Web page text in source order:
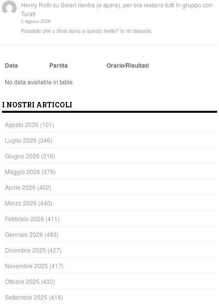
Henry Roth suSoleri rientra (e spera), per ora restano tutti in gruppo con
Turati
5 Agosto 2026
Possibile che u tifosi siano a questo livello? Io mi dissocio.
Data Partita Orario/Risultati
No data available in table
I NOSTRI ARTICOLI
Agosto 2026 (101)
Luglio 2026 (346)
Giugno 2026 (316)
Maggio 2026 (376)
Aprile 2026 (402)
Marzo 2026 (440)
Febbraio 2026 (411)
Gennaio 2026 (483)
Dicembre 2025 (427)
Novembre 2025 (417)
Ottobre 2025 (432)
Settembre 2025 (416)